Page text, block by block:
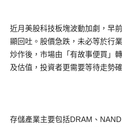
近月美股科技板塊波動加劇，早
顯回吐。股價急跌，未必等於行
炒作後，市場由「有故事便買」
及估值，投資者更需要等待走勢
存儲產業主要包括DRAM、